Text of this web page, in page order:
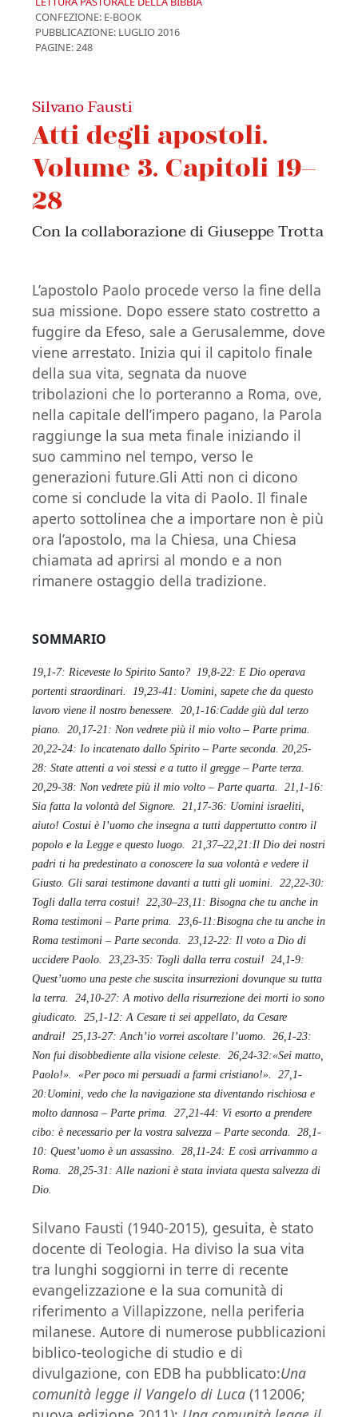
CONFEZIONE: E-BOOK
PUBBLICAZIONE: LUGLIO 2016
PAGINE: 248
Silvano Fausti
Atti degli apostoli.
Volume 3. Capitoli 19–
28
Con la collaborazione di Giuseppe Trotta
L’apostolo Paolo procede verso la fine della
sua missione. Dopo essere stato costretto a
fuggire da Efeso, sale a Gerusalemme, dove
viene arrestato. Inizia qui il capitolo finale
della sua vita, segnata da nuove
tribolazioni che lo porteranno a Roma, ove,
nella capitale dell’impero pagano, la Parola
raggiunge la sua meta finale iniziando il
suo cammino nel tempo, verso le
generazioni future.Gli Atti non ci dicono
come si conclude la vita di Paolo. Il finale
aperto sottolinea che a importare non è più
ora l’apostolo, ma la Chiesa, una Chiesa
chiamata ad aprirsi al mondo e a non
rimanere ostaggio della tradizione.
SOMMARIO
19,1-7: Riceveste lo Spirito Santo? 19,8-22: E Dio operava
portenti straordinari.
19,23-41: Uomini, sapete che da questo
lavoro viene il nostro benessere.
20,1-16:Cadde giù dal terzo
piano.
20,17-21: Non vedrete più il mio volto – Parte prima.
20,22-24: Io incatenato dallo Spirito – Parte seconda. 20,25-
28: State attenti a voi stessi e a tutto il gregge – Parte terza.
20,29-38: Non vedrete più il mio volto – Parte quarta.
21,1-16:
Sia fatta la volontà del Signore.
21,17-36: Uomini israeliti,
aiuto! Costui è l’uomo che insegna a tutti dappertutto contro il
popolo e la Legge e questo luogo.
21,37–22,21:Il Dio dei nostri
padri ti ha predestinato a conoscere la sua volontà e vedere il
Giusto. Gli sarai testimone davanti a tutti gli uomini.
22,22-30:
Togli dalla terra costui! 22,30–23,11: Bisogna che tu anche in
Roma testimoni – Parte prima.
23,6-11:Bisogna che tu anche in
Roma testimoni – Parte seconda.
23,12-22: Il voto a Dio di
uccidere Paolo.
23,23-35: Togli dalla terra costui! 24,1-9:
Quest’uomo una peste che suscita insurrezioni dovunque su tutta
la terra.
24,10-27: A motivo della risurrezione dei morti io sono
giudicato.
25,1-12: A Cesare ti sei appellato, da Cesare
andrai! 25,13-27: Anch’io vorrei ascoltare l’uomo.
26,1-23:
Non fui disobbediente alla visione celeste.
26,24-32:«Sei matto,
Paolo!».
«Per poco mi persuadi a farmi cristiano!».
27,1-
20:Uomini, vedo che la navigazione sta diventando rischiosa e
molto dannosa – Parte prima.
27,21-44: Vi esorto a prendere
cibo: è necessario per la vostra salvezza – Parte seconda.
28,1-
10: Quest’uomo è un assassino.
28,11-24: E così arrivammo a
Roma.
28,25-31: Alle nazioni è stata inviata questa salvezza di
Dio.
Silvano Fausti (1940-2015), gesuita, è stato
docente di Teologia. Ha diviso la sua vita
tra lunghi soggiorni in terre di recente
evangelizzazione e la sua comunità di
riferimento a Villapizzone, nella periferia
milanese. Autore di numerose pubblicazioni
biblico-teologiche di studio e di
divulgazione, con EDB ha pubblicato:Una
comunità legge il Vangelo di Luca (112006;